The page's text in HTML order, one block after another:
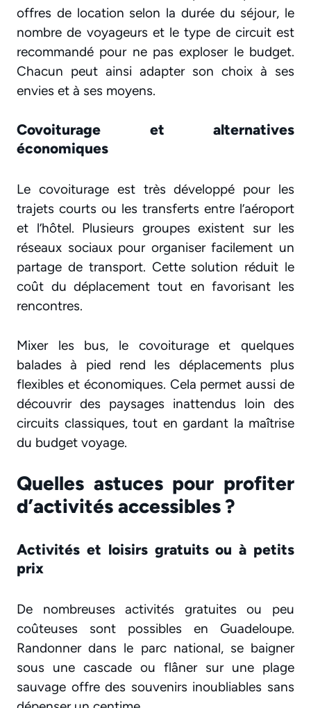
offres de location selon la durée du séjour, le
nombre de voyageurs et le type de circuit est
recommandé pour ne pas exploser le budget.
Chacun peut ainsi adapter son choix à ses
envies et à ses moyens.
Covoiturage et alternatives
économiques
Le covoiturage est très développé pour les
trajets courts ou les transferts entre l’aéroport
et l’hôtel. Plusieurs groupes existent sur les
réseaux sociaux pour organiser facilement un
partage de transport. Cette solution réduit le
coût du déplacement tout en favorisant les
rencontres.
Mixer les bus, le covoiturage et quelques
balades à pied rend les déplacements plus
flexibles et économiques. Cela permet aussi de
découvrir des paysages inattendus loin des
circuits classiques, tout en gardant la maîtrise
du budget voyage.
Quelles astuces pour profiter
d’activités accessibles ?
Activités et loisirs gratuits ou à petits
prix
De nombreuses activités gratuites ou peu
coûteuses sont possibles en Guadeloupe.
Randonner dans le parc national, se baigner
sous une cascade ou flâner sur une plage
sauvage offre des souvenirs inoubliables sans